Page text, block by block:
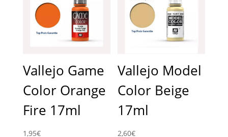
Vallejo Game
Color Orange
Fire 17ml
1,95€
Vallejo Model
Color Beige
17ml
2,60€